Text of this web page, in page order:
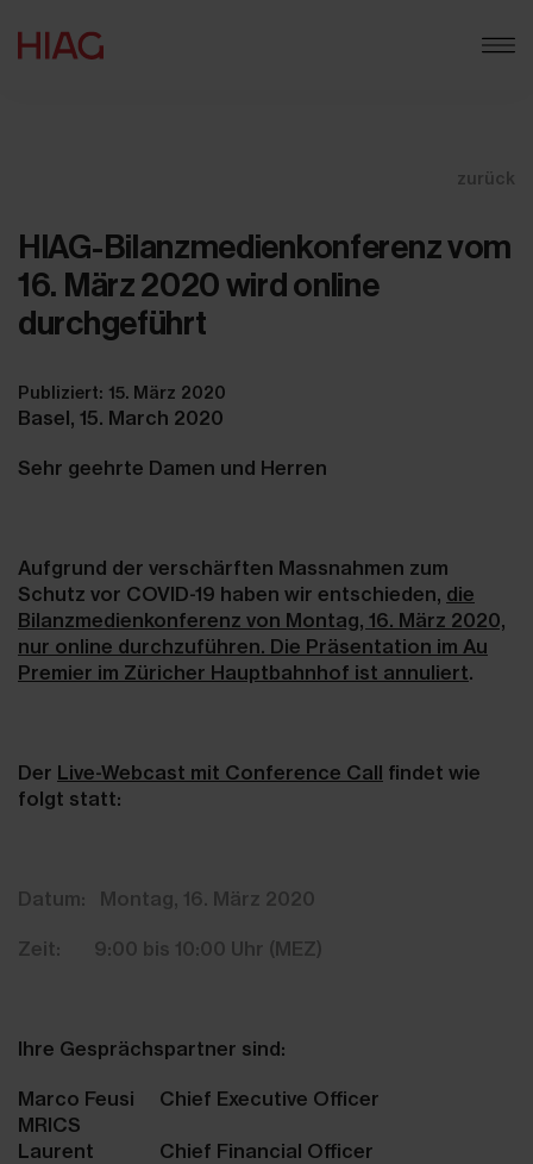
zurück
HIAG-Bilanzmedienkonferenz vom
16. März 2020 wird online
durchgeführt
Publiziert: 15. März 2020
Basel, 15. March 2020
Sehr geehrte Damen und Herren
Aufgrund der verschärften Massnahmen zum
Schutz vor COVID-19 haben wir entschieden, die
Bilanzmedienkonferenz von Montag, 16. März 2020,
nur online durchzuführen. Die Präsentation im Au
Premier im Züricher Hauptbahnhof ist annuliert.
Der Live-Webcast mit Conference Call findet wie
folgt statt:
Datum: Montag, 16. März 2020
Zeit: 9:00 bis 10:00 Uhr (MEZ)
Ihre Gesprächspartner sind:
Marco Feusi
MRICS
Chief Executive Officer
Laurent
Chief Financial Officer